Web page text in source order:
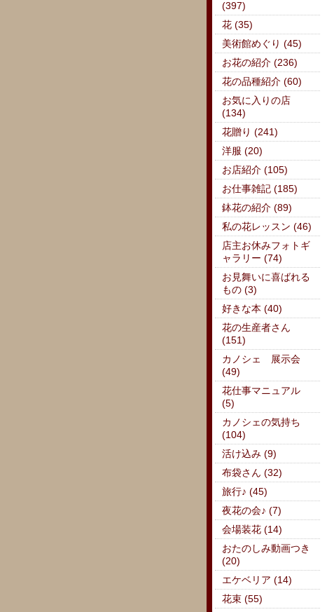
(397)
花 (35)
美術館めぐり (45)
お花の紹介 (236)
花の品種紹介 (60)
お気に入りの店
(134)
花贈り (241)
洋服 (20)
お店紹介 (105)
お仕事雑記 (185)
鉢花の紹介 (89)
私の花レッスン (46)
店主お休みフォトギ
ャラリー (74)
お見舞いに喜ばれる
もの (3)
好きな本 (40)
花の生産者さん
(151)
カノシェ 展示会
(49)
花仕事マニュアル
(5)
カノシェの気持ち
(104)
活け込み (9)
布袋さん (32)
旅行♪ (45)
夜花の会♪ (7)
会場装花 (14)
おたのしみ動画つき
(20)
エケベリア (14)
花束 (55)